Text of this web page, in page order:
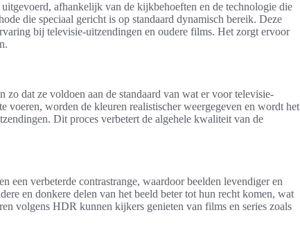
afhankelijk van de kijkbehoeften en de technologie die
die speciaal gericht is op standaard dynamisch bereik. Deze
bij televisie-uitzendingen en oudere films. Het zorgt ervoor
dat ze voldoen aan de standaard van wat er voor televisie-
voeren, worden de kleuren realistischer weergegeven en wordt het
Dit proces verbetert de algehele kwaliteit van de
een verbeterde contrastrange, waardoor beelden levendiger en
en donkere delen van het beeld beter tot hun recht komen, wat
volgens HDR kunnen kijkers genieten van films en series zoals